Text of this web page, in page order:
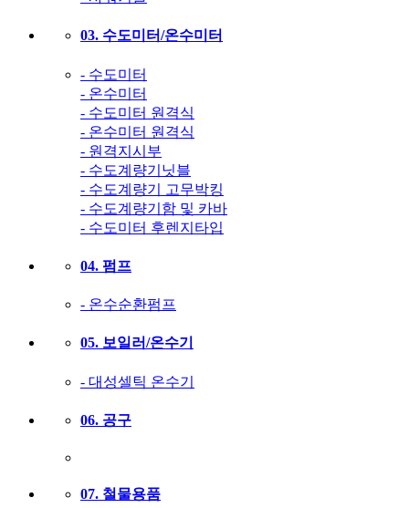
03. 수도미터/온수미터
- 수도미터
- 온수미터
- 수도미터 원격식
- 온수미터 원격식
- 원격지시부
- 수도계량기닛블
- 수도계량기 고무박킹
- 수도계량기함 및 카바
- 수도미터 후렌지타입
04. 펌프
- 온수순환펌프
05. 보일러/온수기
- 대성셀틱 온수기
06. 공구
07. 철물용품